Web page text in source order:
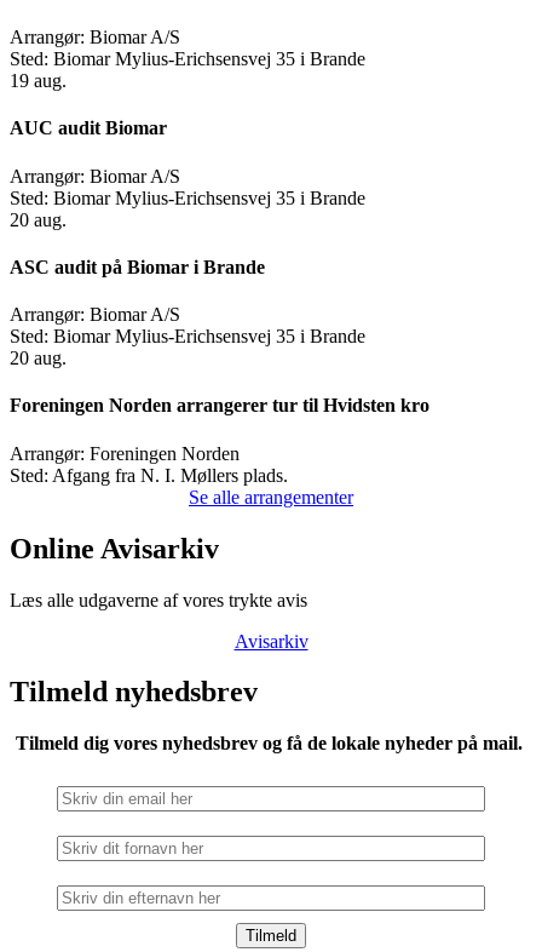
Arrangør: Biomar A/S
Sted: Biomar Mylius-Erichsensvej 35 i Brande
19 aug.
AUC audit Biomar
Arrangør: Biomar A/S
Sted: Biomar Mylius-Erichsensvej 35 i Brande
20 aug.
ASC audit på Biomar i Brande
Arrangør: Biomar A/S
Sted: Biomar Mylius-Erichsensvej 35 i Brande
20 aug.
Foreningen Norden arrangerer tur til Hvidsten kro
Arrangør: Foreningen Norden
Sted: Afgang fra N. I. Møllers plads.
Se alle arrangementer
Online Avisarkiv
Læs alle udgaverne af vores trykte avis
Avisarkiv
Tilmeld nyhedsbrev
Tilmeld dig vores nyhedsbrev og få de lokale nyheder på mail.